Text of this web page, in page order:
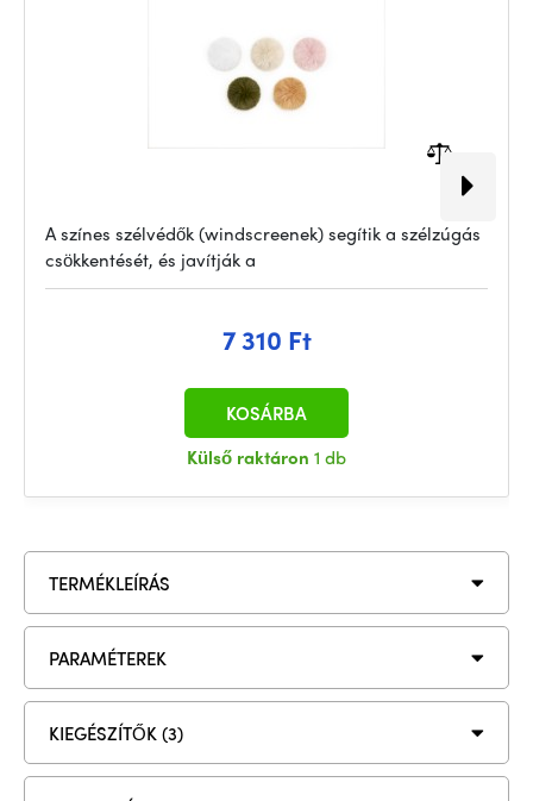
A színes szélvédők (windscreenek) segítik a szélzúgás
csökkentését, és javítják a
7 310 Ft
Külső raktáron 1 db
KOSÁRBA
TERMÉKLEÍRÁS
PARAMÉTEREK
KIEGÉSZÍTŐK (3)